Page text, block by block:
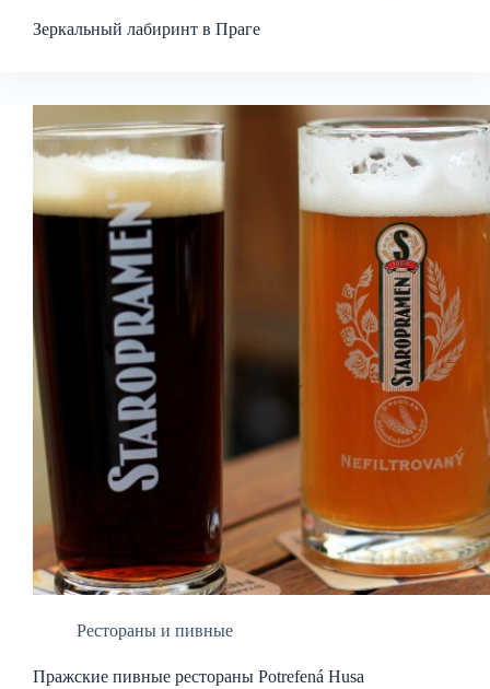
Зеркальный лабиринт в Праге
Рестораны и пивные
Пражские пивные рестораны Potrefená Husa